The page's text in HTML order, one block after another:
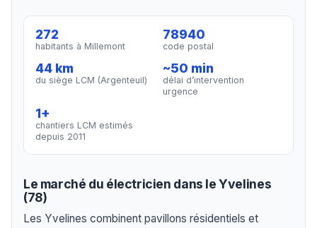
272
habitants à Millemont
78940
code postal
44 km
du siège LCM (Argenteuil)
~50 min
délai d’intervention
urgence
1+
chantiers LCM estimés
depuis 2011
Le marché du électricien dans le Yvelines
(78)
Les Yvelines combinent pavillons résidentiels et